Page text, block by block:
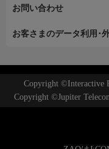
お問い合わせ
お客さまのデータ利用･
Copyright ©Interactive
Copyright ©Jupiter